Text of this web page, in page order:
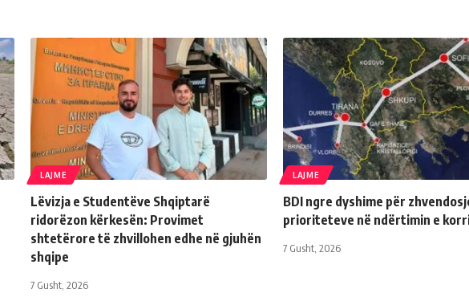
LAJME
Lëvizja e Studentëve Shqiptarë
ridorëzon kërkesën: Provimet
shtetërore të zhvillohen edhe në gjuhën
shqipe
7 Gusht, 2026
LAJME
BDI ngre dyshime për
prioriteteve në ndërtimin e
7 Gusht, 2026